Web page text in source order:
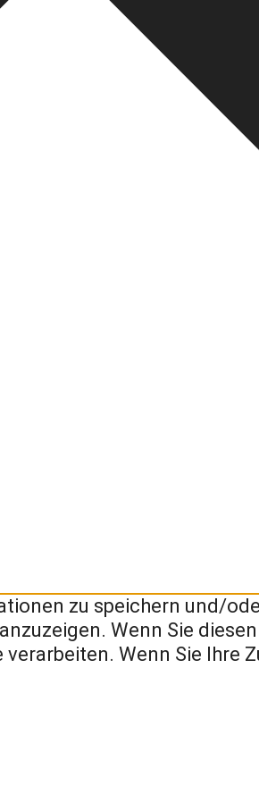
zu speichern und/
Wenn Sie
Wenn Sie Ihre